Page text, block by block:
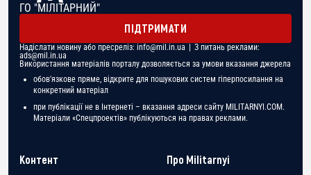
ГО "МІЛІТАРНИЙ"
ПІДТРИМАТИ
Надіслати новину або пресреліз: info@mil.in.ua | З питань реклами:
ads@mil.in.ua
Використання матеріалів порталу дозволяється за умови вказання джерела
обов'язкове пряме, відкрите для пошукових систем гіперпосилання на
конкретний матеріал
при публікації не в Інтернеті – вказання адреси сайту MILITARNYI.COM.
Матеріали «Спецпроектів» публікуються на правах реклами.
Контент Про Militarnyi